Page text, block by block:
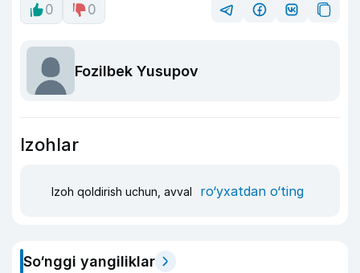
0 0
Fozilbek Yusupov
Izohlar
Izoh qoldirish uchun, avval ro‘yxatdan o‘ting
So‘nggi yangiliklar